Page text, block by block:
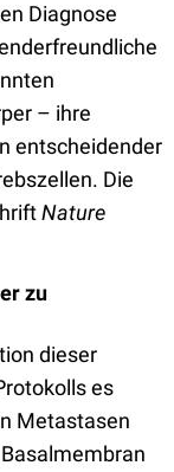
Diagnose
– ihre
entscheidender
Die
Nature
zu
dieser
es
Metastasen